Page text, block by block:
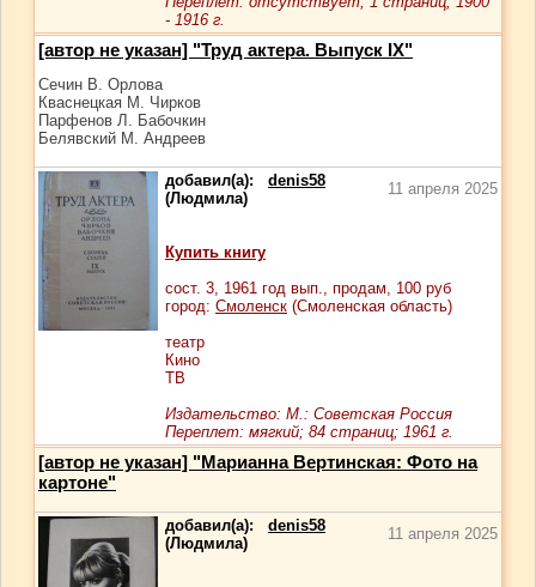
- 1916 г.
[автор не указан] "Труд актера. Выпуск IX"
Сечин В. Орлова
Кваснецкая М. Чирков
Парфенов Л. Бабочкин
Белявский М. Андреев
добавил(а): denis58
(Людмила)
11 апреля 2025
Купить книгу
сост. 3, 1961 год вып., продам, 100 руб
город: Смоленск (Смоленская область)
театр
Кино
ТВ
Издательство: М.: Советская Россия
Переплет: мягкий; 84 страниц; 1961 г.
[автор не указан] "Марианна Вертинская: Фото на
картоне"
добавил(а): denis58
(Людмила)
11 апреля 2025